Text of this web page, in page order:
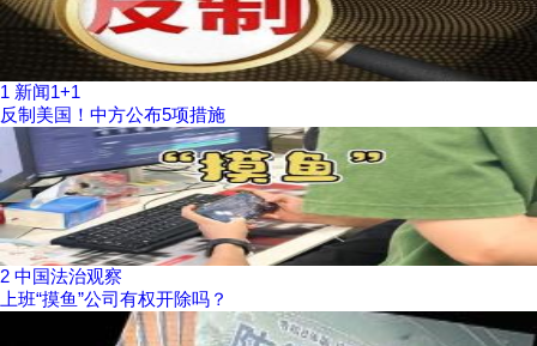
1 新闻1+1
反制美国！中方公布5项措施
2 中国法治观察
上班“摸鱼”公司有权开除吗？